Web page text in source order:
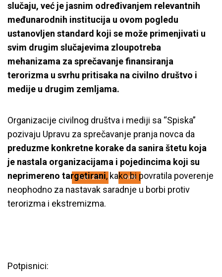
Civilno društvo i mediji traže hitno
izjašnjenje Uprave za sprečavanje
pranja novca o nalazima FATF-a
29.01.2021 YIHR
slučaju, već je jasnim određivanjem relevantnih
međunarodnih institucija u ovom pogledu
ustanovljen standard koji se može primenjivati u
svim drugim slučajevima zloupotreba
mehanizama za sprečavanje finansiranja
terorizma u svrhu pritisaka na civilno društvo i
medije u drugim zemljama.
Organizacije civilnog društva i mediji sa “Spiska”
pozivaju Upravu za sprečavanje pranja novca da
preduzme konkretne korake da sanira štetu koja
je nastala organizacijama i pojedincima koji su
neprimereno targetirani, kako bi povratila poverenje
neophodno za nastavak saradnje u borbi protiv
terorizma i ekstremizma.
Potpisnici: